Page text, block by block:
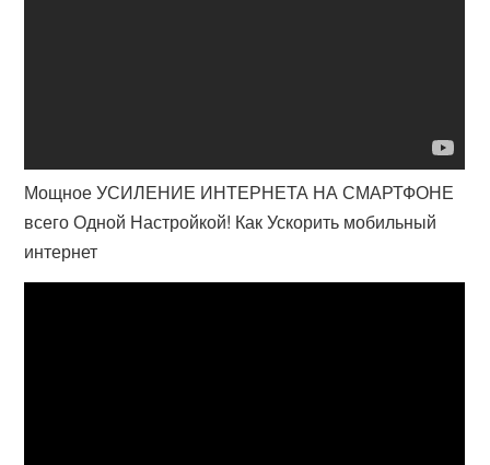
Мощное УСИЛЕНИЕ ИНТЕРНЕТА НА СМАРТФОНЕ
всего Одной Настройкой! Как Ускорить мобильный
интернет